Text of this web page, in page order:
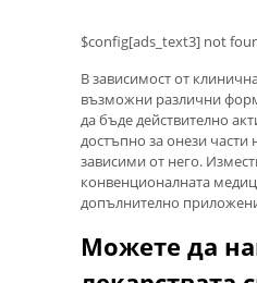
$config[ads_text3] not
В зависимост от
възможни различни
да бъде действително
достъпно за онези части
зависими от него.
конвенционалната
допълнително
Можете да